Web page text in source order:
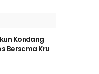
Kondang
Bersama Kru